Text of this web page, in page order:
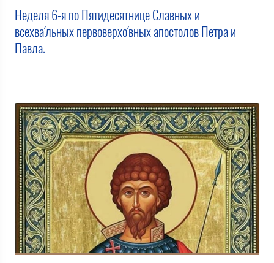
Неделя 6-я по Пятидесятнице Славных и
всехва́льных первоверхо́вных апостолов Петра и
Павла.